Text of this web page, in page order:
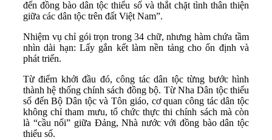
đến đồng bào dân tộc thiểu số và thắt chặt tình thân thiện
giữa các dân tộc trên đất Việt Nam”.
Nhiệm vụ chỉ gói trọn trong 34 chữ, nhưng hàm chứa tầm
nhìn dài hạn: Lấy gắn kết làm nền tảng cho ổn định và
phát triển.
Từ điểm khởi đầu đó, công tác dân tộc từng bước hình
thành hệ thống chính sách đồng bộ. Từ Nha Dân tộc thiểu
số đến Bộ Dân tộc và Tôn giáo, cơ quan công tác dân tộc
không chỉ tham mưu, tổ chức thực thi chính sách mà còn
là “cầu nối” giữa Đảng, Nhà nước với đồng bào dân tộc
thiểu số.